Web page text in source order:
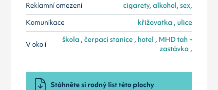
Reklamní omezení
cigarety, alkohol, sex,
Komunikace
křižovatka , ulice
V okolí
škola , čerpací stanice , hotel , MHD tah -
zastávka ,
Stáhněte si rodný list této plochy